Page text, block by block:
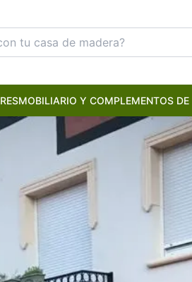
MOBILIARIO Y COMPLEMENTOS DE